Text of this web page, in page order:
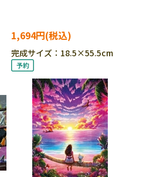
1,694円
完成サイズ：18.5×55.5cm